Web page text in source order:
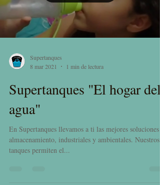
Load video
Supertanques
Supertanques "El hogar del
agua"
En Supertanques llevamos a ti las mejores soluciones
almacenamiento, industriales y ambientales. Nuestros